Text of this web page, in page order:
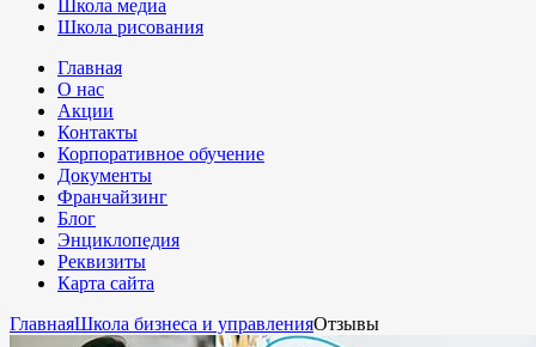
Школа медиа
Школа рисования
Главная
О нас
Акции
Контакты
Корпоративное обучение
Документы
Франчайзинг
Блог
Энциклопедия
Реквизиты
Карта сайта
ГлавнаяШкола бизнеса и управленияОтзывы